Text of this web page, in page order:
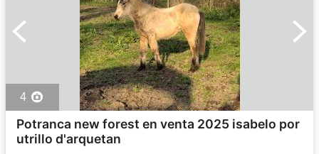
4
Potranca new forest en venta 2025 isabelo por
utrillo d'arquetan